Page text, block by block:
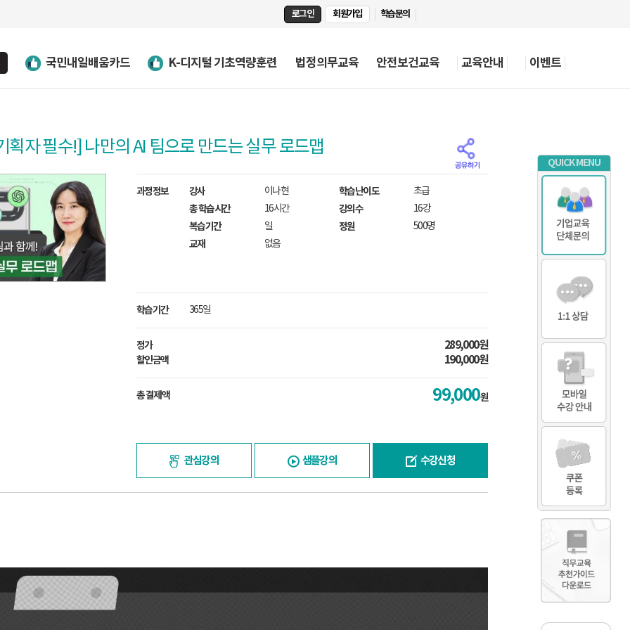
국민내일배움카드 K-디지털 기초역량훈련 법정의무교육 안전보건교육 교육안내 이벤트
로그인 회원가입 학습문의
획자 필수!] 나만의 AI 팀으로 만드는 실무 로드맵
과정정보 강사 이나현 학습난이도 초급
총 학습시간 16시간 강의수 16강
복습기간 일 정원 500명
교재 없음
학습기간 365일
정가
할인금액
289,000원
190,000원
총 결제액 99,000원
관심강의 샘플강의 수강신청
QUICK MENU